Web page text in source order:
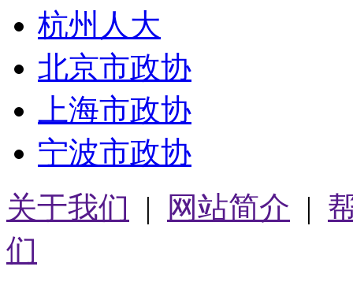
杭州人大
北京市政协
上海市政协
宁波市政协
关于我们 | 网站简介 |
们